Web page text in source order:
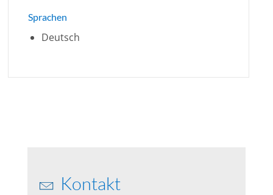
Sprachen
Deutsch
Kontakt